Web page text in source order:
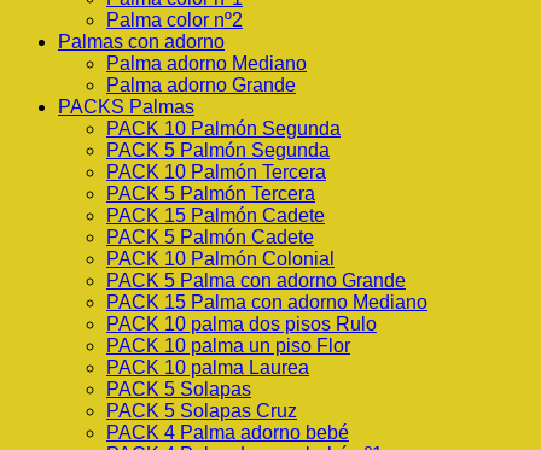
Palma color nº2
Palmas con adorno
Palma adorno Mediano
Palma adorno Grande
PACKS Palmas
PACK 10 Palmón Segunda
PACK 5 Palmón Segunda
PACK 10 Palmón Tercera
PACK 5 Palmón Tercera
PACK 15 Palmón Cadete
PACK 5 Palmón Cadete
PACK 10 Palmón Colonial
PACK 5 Palma con adorno Grande
PACK 15 Palma con adorno Mediano
PACK 10 palma dos pisos Rulo
PACK 10 palma un piso Flor
PACK 10 palma Laurea
PACK 5 Solapas
PACK 5 Solapas Cruz
PACK 4 Palma adorno bebé